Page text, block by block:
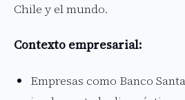
Chile y el mundo.
Contexto empresarial:
Empresas como Banco